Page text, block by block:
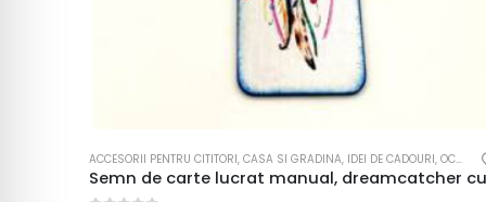
ACCESORII PENTRU CITITORI, CASA SI GRADINA, IDEI DE CADOURI, OCAZII / SARBATORI